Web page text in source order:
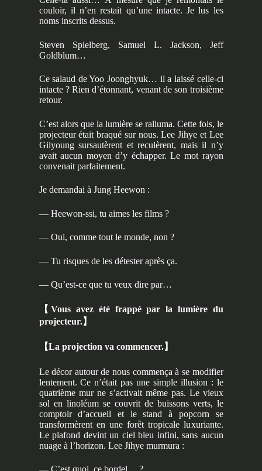
couloir, il n’en restait qu’une intacte. Je lus les
noms inscrits dessus.
Steven Spielberg, Samuel L. Jackson, Jeff
Goldblum…
Ce salaud de Yoo Joonghyuk… il a laissé celle-ci
intacte ? Rien d’étonnant, venant de son troisième
retour.
C’est alors que la lumière se ralluma. Cette fois, le
projecteur était braqué sur nous. Lee Jihye et Lee
Gilyoung sursautèrent et reculèrent, mais il n’y
avait aucun moyen d’y échapper. Le mot rayon
convenait parfaitement.
Je demandai à Jung Heewon :
— Heewon-ssi, tu aimes les films ?
— Oui, comme tout le monde, non ?
— Tu risques de les détester après ça.
— Qu’est-ce que tu veux dire par…
【Vous avez été frappé par la lumière du
projecteur.】
【La projection va commencer.】
Le décor autour de nous commença à se modifier
lentement. Ce n’était pas une simple illusion : le
quatrième mur ne s’activait même pas. Le vieux
sol en linoléum se couvrit de buissons verts, le
comptoir d’accueil et le stand à popcorn se
transformèrent en une forêt tropicale luxuriante.
Le plafond devint un ciel bleu infini, sans aucun
nuage à l’horizon. Lee Jihye murmura :
— C’est quoi, ce bordel… ?